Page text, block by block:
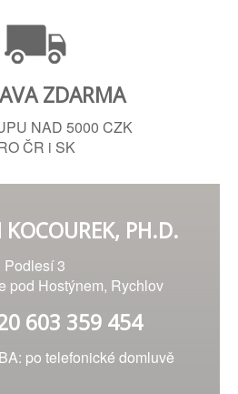
ZDARMA
NAD 5000 CZK
ČR i SK
PH.D.
Podlesí 3
pod Hostýnem, Rychlov
603 359 454
po telefonické domluvě